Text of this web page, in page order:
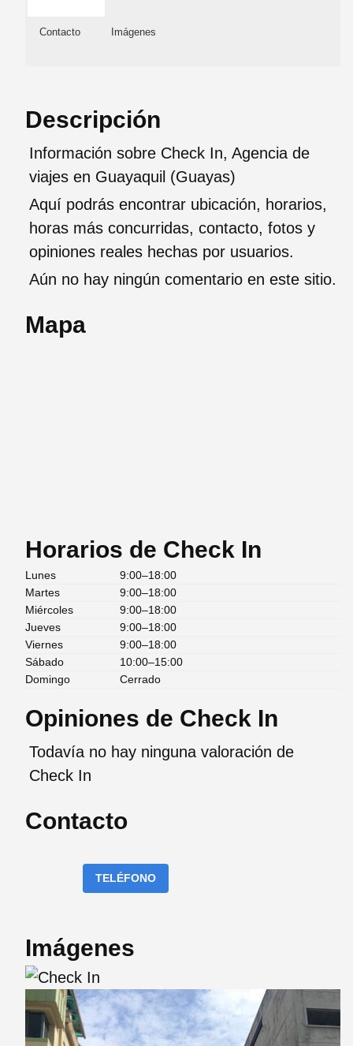
Contacto Imágenes
Descripción
Información sobre Check In, Agencia de
viajes en Guayaquil (Guayas)
Aquí podrás encontrar ubicación, horarios,
horas más concurridas, contacto, fotos y
opiniones reales hechas por usuarios.
Aún no hay ningún comentario en este sitio.
Mapa
Horarios de Check In
Lunes
9:00–18:00
Martes
9:00–18:00
Miércoles
9:00–18:00
Jueves
9:00–18:00
Viernes
9:00–18:00
Sábado
10:00–15:00
Domingo
Cerrado
Opiniones de Check In
Todavía no hay ninguna valoración de
Check In
Contacto
TELÉFONO
Imágenes